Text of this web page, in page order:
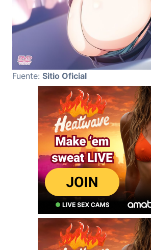
Fuente: Sitio Oficial